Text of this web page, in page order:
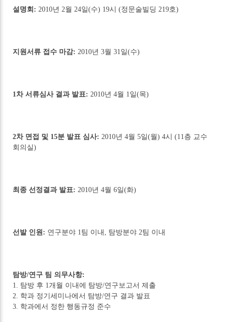
설명회: 2010년 2월 24일(수) 19시 (정문술빌딩 219호)
지원서류 접수 마감: 2010년 3월 31일(수)
1차 서류심사 결과 발표: 2010년 4월 1일(목)
2차 면접 및 15분 발표 심사: 2010년 4월 5일(월) 4시 (11층 교수
회의실)
최종 선정결과 발표: 2010년 4월 6일(화)
선발 인원: 연구분야 1팀 이내, 탐방분야 2팀 이내
탐방/연구 팀 의무사항:
1. 탐방 후 1개월 이내에 탐방/연구보고서 제출
2. 학과 정기세미나에서 탐방/연구 결과 발표
3. 학과에서 정한 행동규정 준수